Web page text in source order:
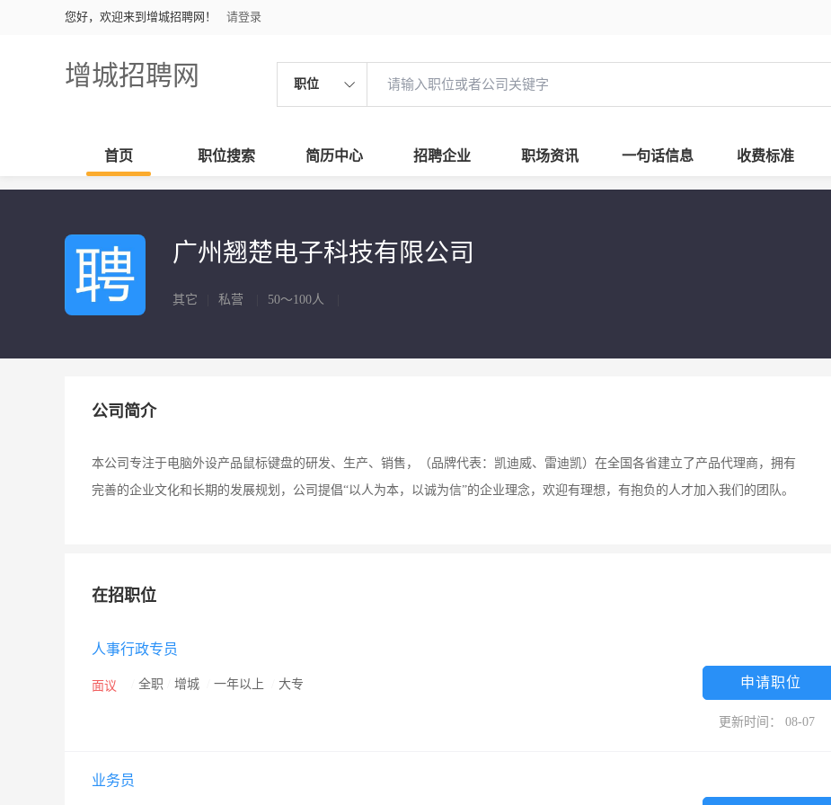
您好，欢迎来到增城招聘网！ 请登录
增城招聘网 职位
首页 职位搜索 简历中心 招聘企业 职场资讯 一句话信息 收费标准
广州翘楚电子科技有限公司
其它 私营 50～100人
公司简介
本公司专注于电脑外设产品鼠标键盘的研发、生产、销售，（品牌代表：凯迪威、雷迪凯）在全国各省建立了产品代理商，拥有
完善的企业文化和长期的发展规划，公司提倡“以人为本，以诚为信”的企业理念，欢迎有理想，有抱负的人才加入我们的团队。
在招职位
人事行政专员
面议 全职 增城 一年以上 大专 申请职位
更新时间： 08-07
业务员